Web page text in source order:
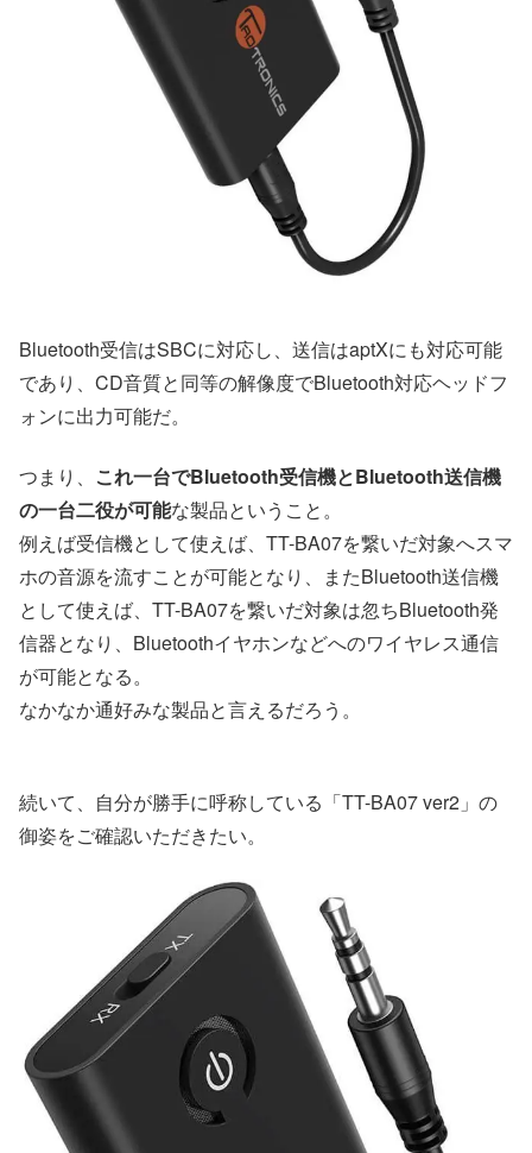
Bluetooth受信はSBCに対応し、送信はaptXにも対応可能
であり、CD音質と同等の解像度でBluetooth対応ヘッドフ
ォンに出力可能だ。
つまり、 これ一台でBluetooth受信機とBluetooth送信機
の一台二役が可能な製品ということ。
例えば受信機として使えば、TT-BA07を繋いだ対象へスマ
ホの音源を流すことが可能となり、またBluetooth送信機
として使えば、TT-BA07を繋いだ対象は忽ちBluetooth発
信器となり、Bluetoothイヤホンなどへのワイヤレス通信
が可能となる。
なかなか通好みな製品と言えるだろう。
続いて、自分が勝手に呼称している「TT-BA07 ver2」の
御姿をご確認いただきたい。